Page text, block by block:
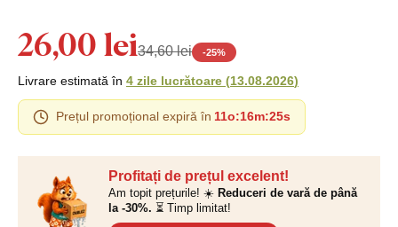
Profitați de prețul excelent!
Am topit prețurile! ☀️ Reduceri de vară de până
la -30%. ⏳ Timp limitat!
26,00 lei34,60 lei -25%
Livrare estimată în 4 zile lucrătoare (13.08.2026)
Prețul promoțional expiră în 11o:16m:24s